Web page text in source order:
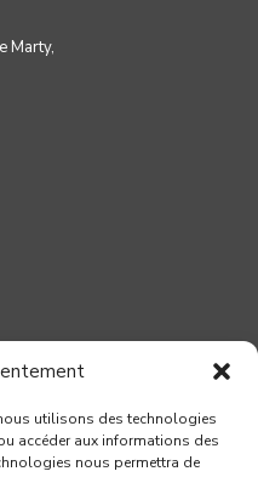
utilisons des technologies
accéder aux informations des
nous permettra de
Marty,